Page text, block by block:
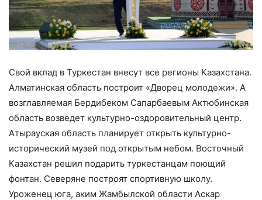
Свой вклад в Туркестан внесут все регионы Казахстана.
Алматинская область построит «Дворец молодежи». А
возглавляемая Бердибеком Сапарбаевым Актюбинская
область возведет культурно-оздоровительный центр.
Атырауская область планирует открыть культурно-
исторический музей под открытым небом. Восточный
Казахстан решил подарить туркестанцам поющий
фонтан. Северяне построят спортивную школу.
Уроженец юга, аким Жамбылской области Аскар